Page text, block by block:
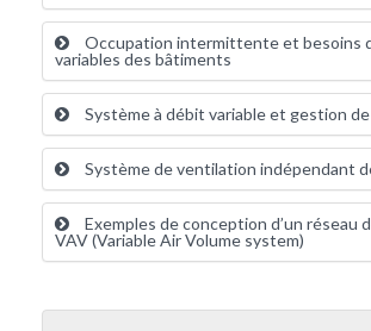
Occupation intermittente et besoins
variables des bâtiments
Système à débit variable et gestion de
Système de ventilation indépendant
Exemples de conception d’un réseau
VAV (Variable Air Volume system)